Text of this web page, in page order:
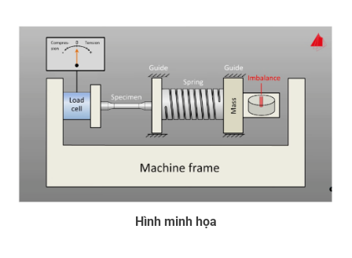
Hình minh họa